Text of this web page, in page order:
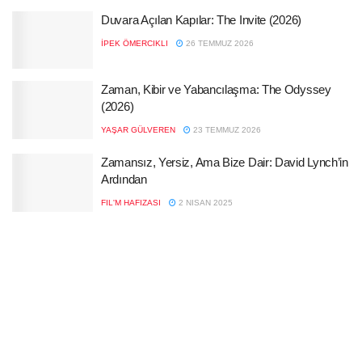
Duvara Açılan Kapılar: The Invite (2026)
İPEK ÖMERCIKLI 26 TEMMUZ 2026
Zaman, Kibir ve Yabancılaşma: The Odyssey
(2026)
YAŞAR GÜLVEREN 23 TEMMUZ 2026
Zamansız, Yersiz, Ama Bize Dair: David Lynch’in
Ardından
FIL'M HAFIZASI 2 NISAN 2025